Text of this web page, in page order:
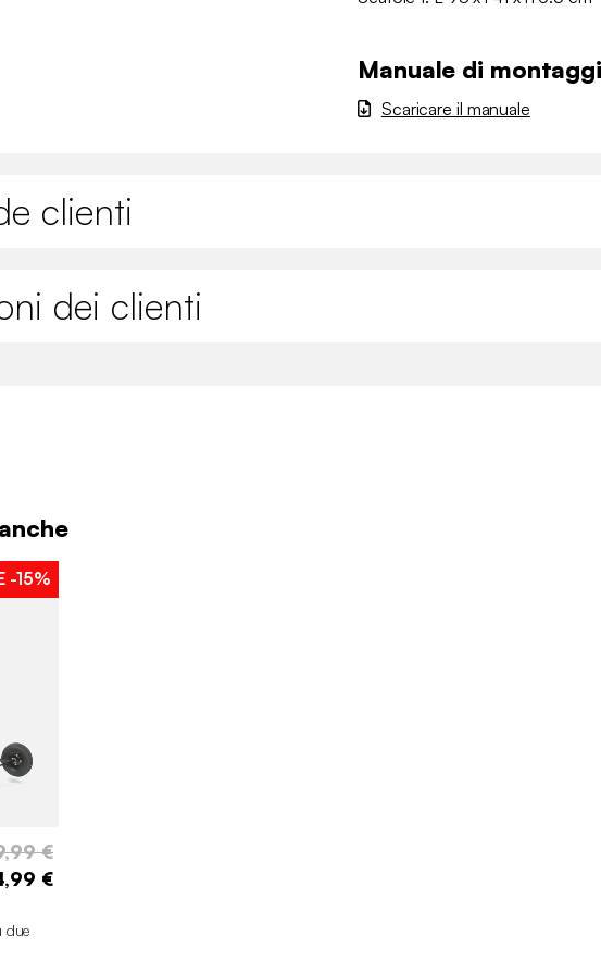
Manuale di
Scaricare il manuale
clienti
dei clienti
anche
-15%
€
€
due